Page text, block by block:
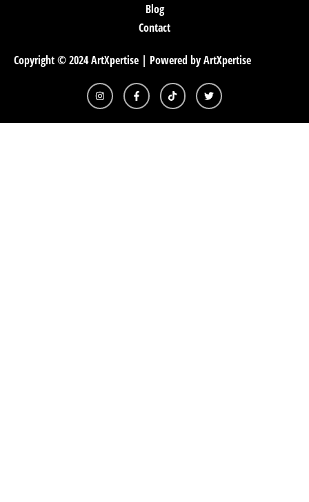
Blog
Contact
Copyright © 2024 ArtXpertise | Powered by ArtXpertise
I
n
s
a
F
a
c
b
T
i
k
o
T
w
i
t